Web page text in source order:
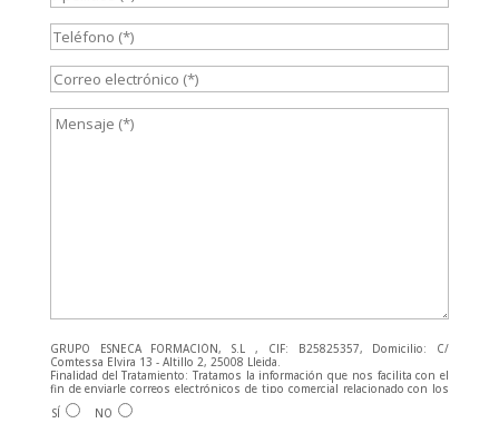
GRUPO ESNECA FORMACIÓN, S.L , CIF: B25825357, Domicilio: C/
Comtessa Elvira 13 - Altillo 2, 25008 Lleida.
Finalidad del Tratamiento: Tratamos la información que nos facilita con el
fin de enviarle correos electrónicos de tipo comercial relacionado con los
productos ofrecidos y otros tipo de productos que fueran de su interés.
Legitimación del tratamiento: Consentimiento del interesado.
SÍ NO